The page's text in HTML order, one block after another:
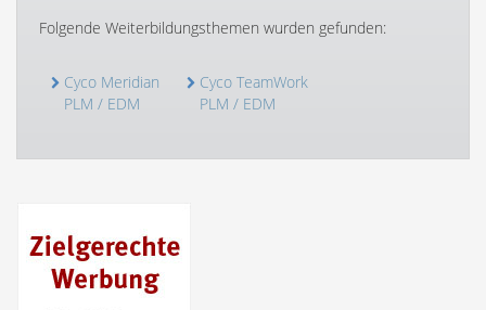
Folgende Weiterbildungsthemen wurden gefunden:
Cyco Meridian
PLM / EDM
Cyco TeamWork
PLM / EDM